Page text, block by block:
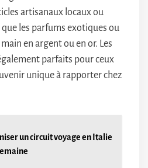
artisanaux locaux ou
les parfums exotiques ou
en argent ou en or. Les
parfaits pour ceux
unique à rapporter chez
un circuit voyage en Italie